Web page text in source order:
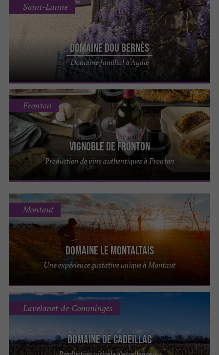
Domaine Dou Bernès
Domaine familial à Aydie
Saint-Lanne
Vignoble de Fronton
Production de vins authentiques à Fronton
Fronton
Domaine Le Montaltais
Une expérience gustative unique à Montaut
Montaut
Domaine de Cadeillac
Lavelanet-de-Comminges